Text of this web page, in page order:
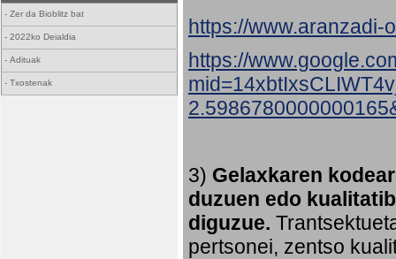
- Zer da Bioblitz bat
- 2022ko Deialdia
- Adituak
- Txostenak
https://www.aranzadi-
https://
3) Gelaxkaren
duzuen edo
diguzue.
pertsonei, zentso